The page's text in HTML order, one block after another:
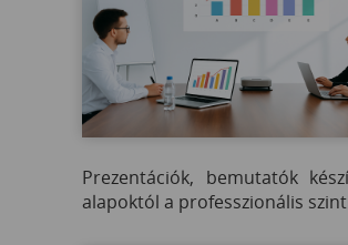
Prezentációk, bemutatók
alapoktól a professzionális